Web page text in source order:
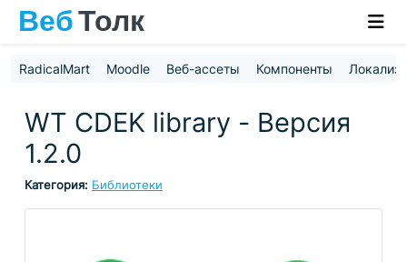
RadicalMart Moodle Веб-ассеты Компоненты
WT CDEK library - Версия
1.2.0
Категория: Библиотеки